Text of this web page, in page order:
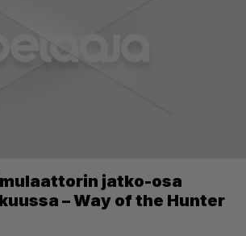
jatko-osa
– Way of the Hunter